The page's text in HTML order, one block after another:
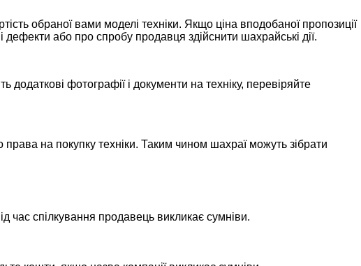
обраної вами моделі техніки. Якщо ціна вподобаної пропозиції
або про спробу продавця здійснити шахрайські дії.
додаткові фотографії і документи на техніку, перевіряйте
на покупку техніки. Таким чином шахраї можуть зібрати
спілкування продавець викликає сумніви.